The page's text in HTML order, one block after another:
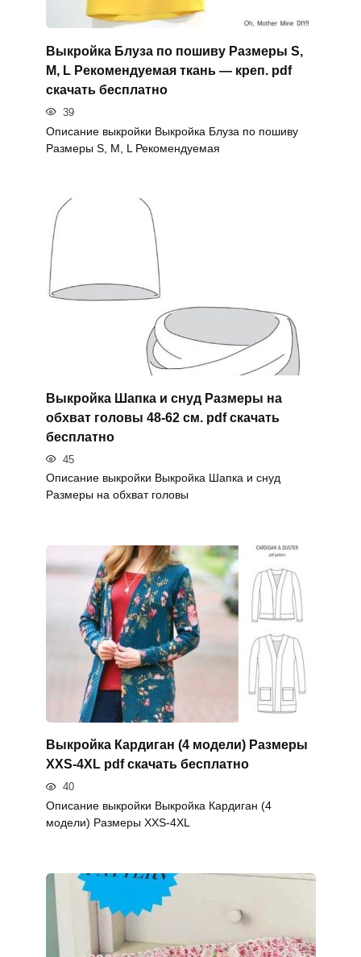
Выкройка Блуза по пошиву Размеры S,
M, L Рекомендуемая ткань — креп. pdf
скачать бесплатно
39
Описание выкройки Выкройка Блуза по пошиву
Размеры S, M, L Рекомендуемая
Выкройка Шапка и снуд Размеры на
обхват головы 48-62 см. pdf скачать
бесплатно
45
Описание выкройки Выкройка Шапка и снуд
Размеры на обхват головы
Выкройка Кардиган (4 модели) Размеры
XXS-4XL pdf скачать бесплатно
40
Описание выкройки Выкройка Кардиган (4
модели) Размеры XXS-4XL